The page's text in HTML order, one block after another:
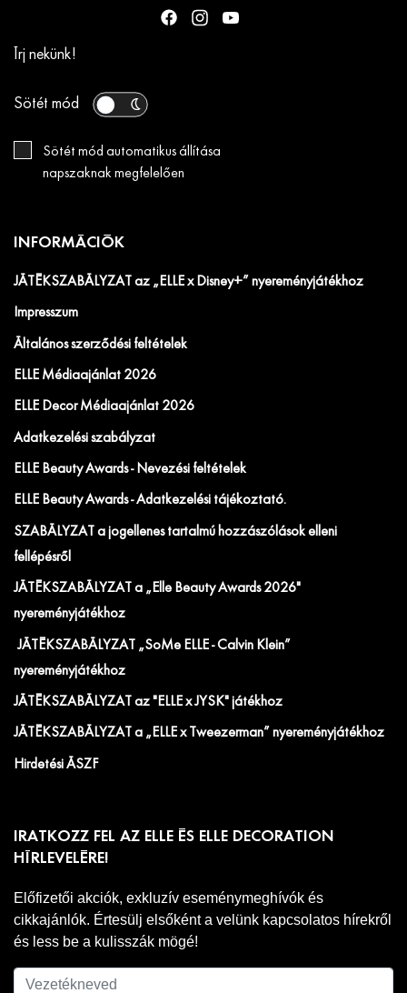
Írj nekünk!
Sötét mód
Sötét mód automatikus állítása
napszaknak megfelelően
INFORMÁCIÓK
JÁTÉKSZABÁLYZAT az „ELLE x Disney+” nyereményjátékhoz
Impresszum
Általános szerződési feltételek
ELLE Médiaajánlat 2026
ELLE Decor Médiaajánlat 2026
Adatkezelési szabályzat
ELLE Beauty Awards - Nevezési feltételek
ELLE Beauty Awards - Adatkezelési tájékoztató.
SZABÁLYZAT a jogellenes tartalmú hozzászólások elleni
fellépésről
JÁTÉKSZABÁLYZAT a „Elle Beauty Awards 2026"
nyereményjátékhoz
JÁTÉKSZABÁLYZAT „SoMe ELLE - Calvin Klein”
nyereményjátékhoz
JÁTÉKSZABÁLYZAT az "ELLE x JYSK" játékhoz
JÁTÉKSZABÁLYZAT a „ELLE x Tweezerman” nyereményjátékhoz
Hirdetési ÁSZF
IRATKOZZ FEL AZ ELLE ÉS ELLE DECORATION
HÍRLEVELÉRE!
Előfizetői akciók, exkluzív eseménymeghívók és
cikkajánlók. Értesülj elsőként a velünk kapcsolatos hírekről
és less be a kulisszák mögé!